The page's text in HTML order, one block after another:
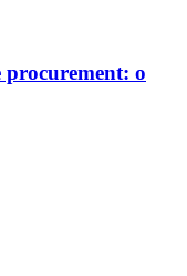
procurement: o